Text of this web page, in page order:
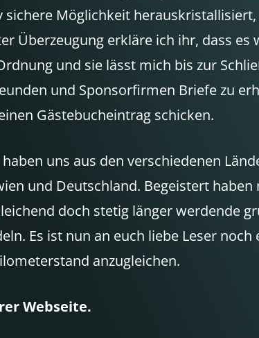
Möglichkeit
Überzeugung erkläre ich ihr, dass
und sie lässt mich bis zur
und Sponsorfirmen Briefe zu
Gästebucheintrag schicken.
uns aus den verschiedenen
und Deutschland. Begeistert
doch stetig länger werdende
Es ist nun an euch liebe Leser
anzugleichen.
Webseite.